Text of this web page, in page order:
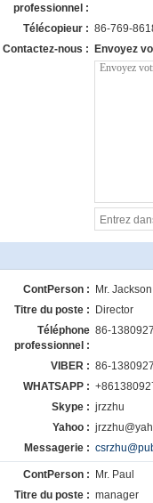
professionnel :
Télécopieur : 86-769-
Contactez-nous :
Envoyez
ContPerson :
Mr.
Titre du poste :
Director
Téléphone
professionnel :
86-
VIBER : 86-
WHATSAPP :
Skype : jrzzhu
Yahoo :
Messagerie :
ContPerson :
Mr. Paul
Titre du poste : manager